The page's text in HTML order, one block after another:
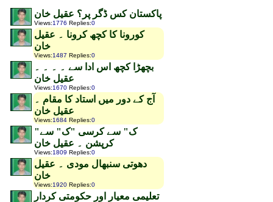
پاکستان کس ڈگر پر؟ عقیل خان
Views:1776 Replies:0
کورونا کا کچھ کرونا ۔ عقیل
خان
Views:1487 Replies:0
بچھڑا کچھ اس ادا سے ۔ ۔ ۔ ۔
عقیل خان
Views:1670 Replies:0
آج کے دور میں استاد کا مقام ۔
عقیل خان
Views:1684 Replies:0
"ک" سے کرسی "ک" سے
کرپشن ۔ عقیل خان
Views:1809 Replies:0
دھوتی سنبھال مودی ۔ عقیل
خان
Views:1920 Replies:0
تعلیمی معیار اور حکومتی کردار